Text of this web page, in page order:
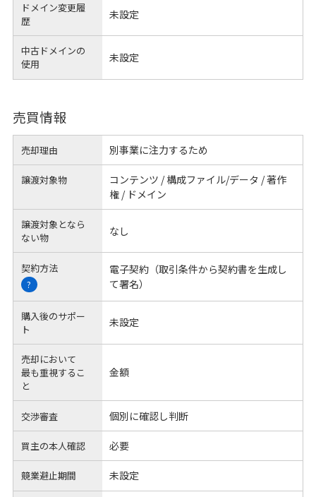
ドメイン変更履
歴
未設定
中古ドメインの
使用
未設定
売買情報
売却理由 別事業に注力するため
譲渡対象物
コンテンツ / 構成ファイル/データ / 著作
権 / ドメイン
譲渡対象となら
ない物
なし
契約方法
?
電子契約（取引条件から契約書を生成し
て署名）
購入後のサポー
ト
未設定
売却において
最も重視するこ
と
金額
交渉審査 個別に確認し判断
買主の本人確認 必要
競業避止期間 未設定